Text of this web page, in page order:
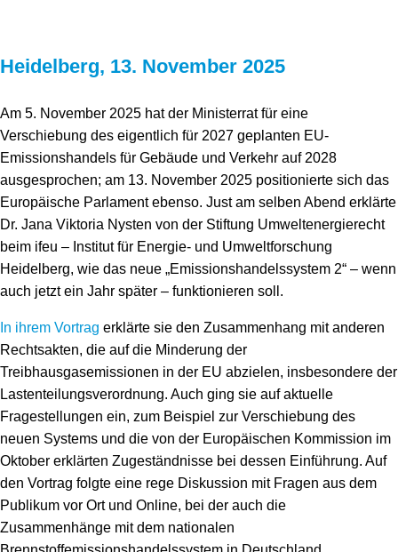
Heidelberg, 13. November 2025
Am 5. November 2025 hat der Ministerrat für eine
Verschiebung des eigentlich für 2027 geplanten EU-
Emissionshandels für Gebäude und Verkehr auf 2028
ausgesprochen; am 13. November 2025 positionierte sich das
Europäische Parlament ebenso. Just am selben Abend erklärte
Dr. Jana Viktoria Nysten von der Stiftung Umweltenergierecht
beim ifeu – Institut für Energie- und Umweltforschung
Heidelberg, wie das neue „Emissionshandelssystem 2“ – wenn
auch jetzt ein Jahr später – funktionieren soll.
In ihrem Vortrag erklärte sie den Zusammenhang mit anderen
Rechtsakten, die auf die Minderung der
Treibhausgasemissionen in der EU abzielen, insbesondere der
Lastenteilungsverordnung. Auch ging sie auf aktuelle
Fragestellungen ein, zum Beispiel zur Verschiebung des
neuen Systems und die von der Europäischen Kommission im
Oktober erklärten Zugeständnisse bei dessen Einführung. Auf
den Vortrag folgte eine rege Diskussion mit Fragen aus dem
Publikum vor Ort und Online, bei der auch die
Zusammenhänge mit dem nationalen